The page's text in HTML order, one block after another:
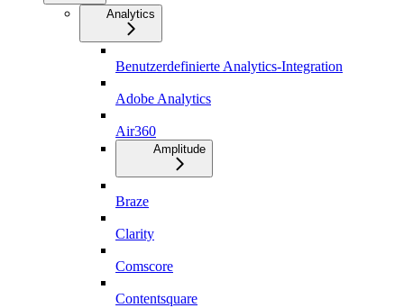
Analytics
Benutzerdefinierte Analytics-Integration
Adobe Analytics
Air360
Amplitude
Braze
Clarity
Comscore
Contentsquare